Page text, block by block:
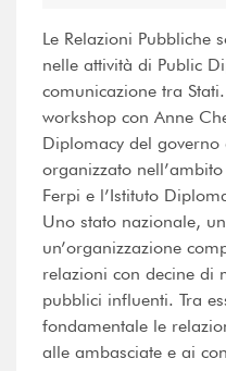
Le Relazioni Pubbliche
nelle attività di Public
comunicazione tra
workshop con Anne
Diplomacy del
organizzato
Ferpi e l’Istituto
Uno stato nazionale,
un’organizzazione
relazioni con decine di
pubblici influenti. Tra
fondamentale le
alle ambasciate e ai